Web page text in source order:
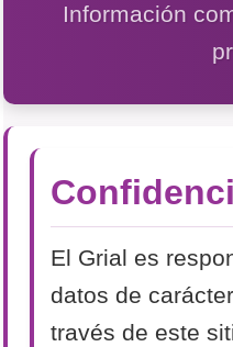
Información
El Grial es
datos de
través de este